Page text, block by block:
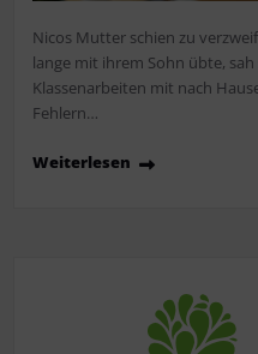
Nicos Mutter schien zu
lange mit ihrem Sohn übte,
Klassenarbeiten mit nach
Fehlern…
Weiterlesen